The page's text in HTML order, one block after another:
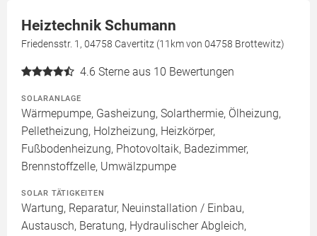
Heiztechnik Schumann
Friedensstr. 1, 04758 Cavertitz (11km von 04758 Brottewitz)
4.6 Sterne aus 10 Bewertungen
SOLARANLAGE
Wärmepumpe, Gasheizung, Solarthermie, Ölheizung,
Pelletheizung, Holzheizung, Heizkörper,
Fußbodenheizung, Photovoltaik, Badezimmer,
Brennstoffzelle, Umwälzpumpe
SOLAR TÄTIGKEITEN
Wartung, Reparatur, Neuinstallation / Einbau,
Austausch, Beratung, Hydraulischer Abgleich,